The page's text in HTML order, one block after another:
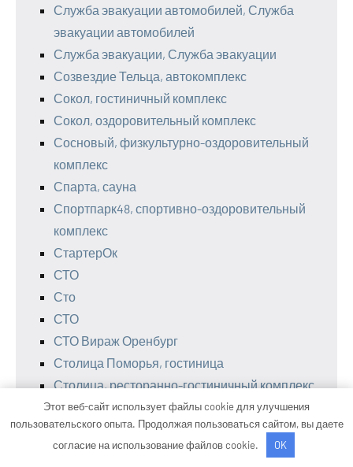
Служба эвакуации автомобилей, Служба
эвакуации автомобилей
Служба эвакуации, Служба эвакуации
Созвездие Тельца, автокомплекс
Сокол, гостиничный комплекс
Сокол, оздоровительный комплекс
Сосновый, физкультурно-оздоровительный
комплекс
Спарта, сауна
Спортпарк48, спортивно-оздоровительный
комплекс
СтартерОк
СТО
Сто
СТО
СТО Вираж Оренбург
Столица Поморья, гостиница
Столица, ресторанно-гостиничный комплекс
Стройландия
Тема, сауна
Тет-а-тет, сауна
Этот веб-сайт использует файлы cookie для улучшения
пользовательского опыта. Продолжая пользоваться сайтом, вы даете
согласие на использование файлов cookie.
OK